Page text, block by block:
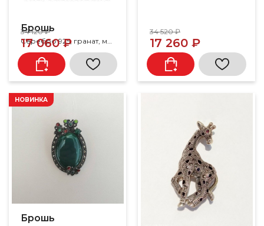
Брошь
Серебро 925, гранат, марказит
34 120 ₽
17 060 ₽
34 520 ₽
17 260 ₽
Брошь
НОВИНКА